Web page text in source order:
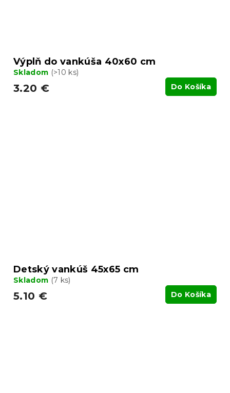
Výplň do vankúša 40x60 cm
Skladom (>10 ks)
3.20 € Do Košíka
Detský vankúš 45x65 cm
Skladom (7 ks)
5.10 € Do Košíka